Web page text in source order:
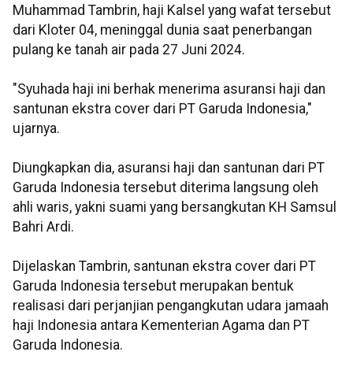
Muhammad Tambrin, haji Kalsel yang wafat tersebut
dari Kloter 04, meninggal dunia saat penerbangan
pulang ke tanah air pada 27 Juni 2024.
"Syuhada haji ini berhak menerima asuransi haji dan
santunan ekstra cover dari PT Garuda Indonesia,"
ujarnya.
Diungkapkan dia, asuransi haji dan santunan dari PT
Garuda Indonesia tersebut diterima langsung oleh
ahli waris, yakni suami yang bersangkutan KH Samsul
Bahri Ardi.
Dijelaskan Tambrin, santunan ekstra cover dari PT
Garuda Indonesia tersebut merupakan bentuk
realisasi dari perjanjian pengangkutan udara jamaah
haji Indonesia antara Kementerian Agama dan PT
Garuda Indonesia.